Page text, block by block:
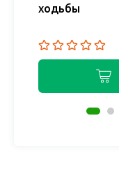
ходьбы